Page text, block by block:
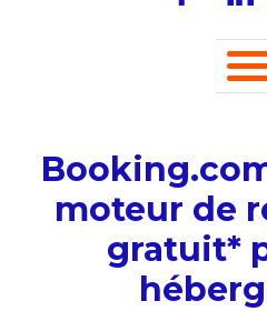
moteur de
gratuit*